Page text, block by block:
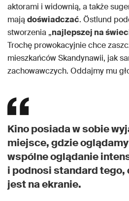
aktorami i widownią, a także
majądoświadczać. Östlund
stworzenia „najlepszej na
Trochę prowokacyjnie chce
mieszkańców Skandynawii, jak
zachowawczych. Oddajmy mu
Kino posiada w sobie
miejsce, gdzie
wspólne oglądanie
i podnosi standard tego,
jest na ekranie.